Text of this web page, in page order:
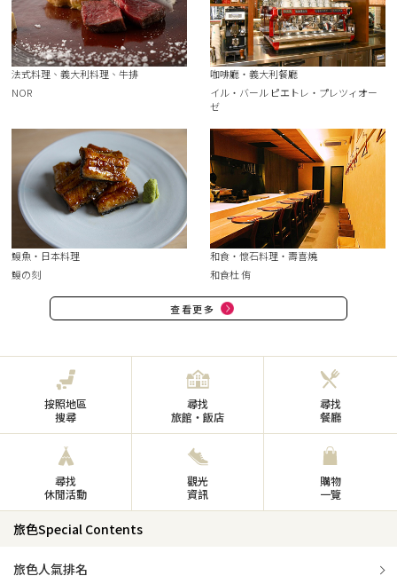
法式料理、義大利料理、牛排
NOR
咖啡廳・義大利餐廳
イル・バール ピエトレ・プレツィオー
ゼ
鰻魚・日本料理
鰻の刻
和食・懷石料理・壽喜燒
和食杜 侑
查看更多
按照地區
搜尋
尋找
旅館・飯店
尋找
餐廳
尋找
休閒活動
觀光
資訊
購物
一覽
旅色Special Contents
旅色人氣排名